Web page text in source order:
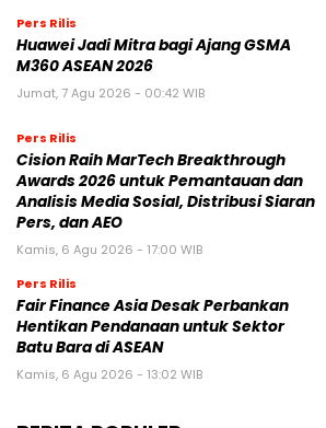
Pers Rilis
Huawei Jadi Mitra bagi Ajang GSMA
M360 ASEAN 2026
Jumat, 7 Agu 2026 - 00:42 WIB
Pers Rilis
Cision Raih MarTech Breakthrough
Awards 2026 untuk Pemantauan dan
Analisis Media Sosial, Distribusi Siaran
Pers, dan AEO
Kamis, 6 Agu 2026 - 17:00 WIB
Pers Rilis
Fair Finance Asia Desak Perbankan
Hentikan Pendanaan untuk Sektor
Batu Bara di ASEAN
Kamis, 6 Agu 2026 - 13:02 WIB